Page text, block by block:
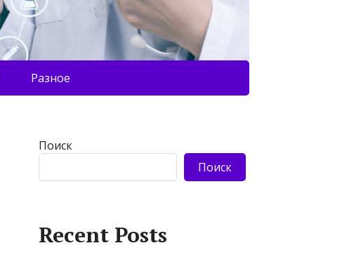
Разное
Поиск
Поиск
Recent Posts